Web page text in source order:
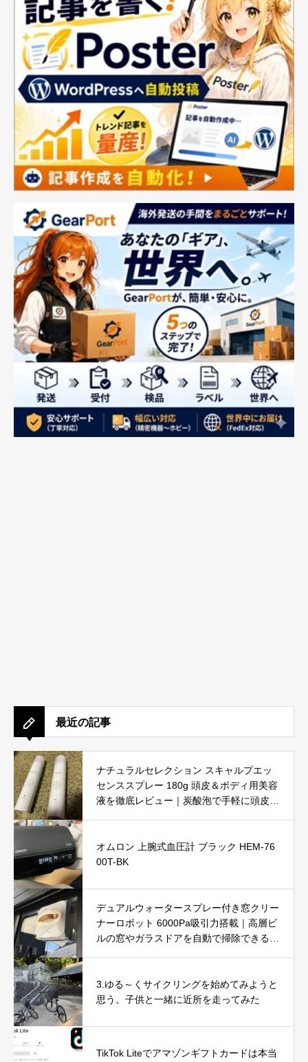
最近の記事
ナチュラルセレクション スキャルプエッ
センススプレー 180g 頭皮＆ボディ用美容
液を徹底レビュー｜炭酸泡で手軽に頭皮と
オムロン 上腕式血圧計 ブラック HEM-76
00T-BK
デュアルウォータースプレー付き窓クリー
ナーロボット 6000Pa吸引力搭載｜高層ビ
ルの窓やガラスドアを自動で掃除できる窓
3.ゆる～くサイクリングを始めてみようと
思う。子供と一緒に近所を走ってみた
TikTok Liteでアマゾンギフトカードは本当